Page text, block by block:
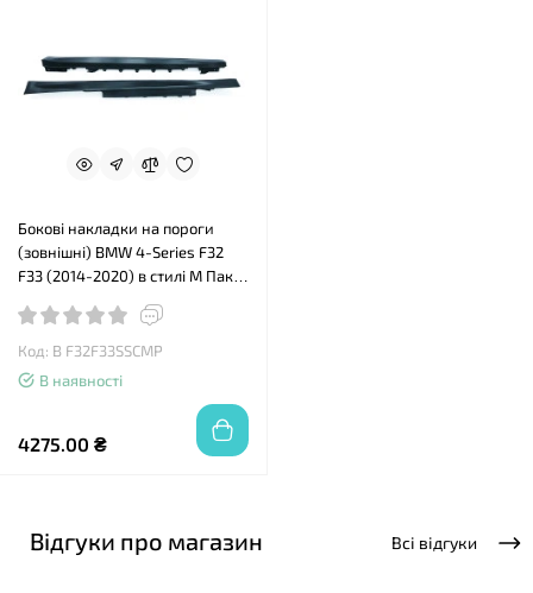
Бокові накладки на пороги
(зовнішні) BMW 4-Series F32
F33 (2014-2020) в стилі М Пакет
Код: B F32F33SSCMP
В наявності
4275.00 ₴
Відгуки про магазин Всі відгуки